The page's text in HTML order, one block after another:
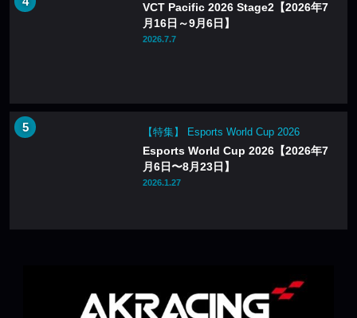
VCT Pacific 2026 Stage2【2026年7
月16日～9月6日】
2026.7.7
【特集】 Esports World Cup 2026
Esports World Cup 2026【2026年7
月6日〜8月23日】
2026.1.27